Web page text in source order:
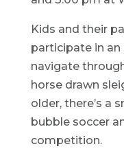
Kids and their
participate in
navigate
horse drawn
older, there’s a
bubble soccer
competition.